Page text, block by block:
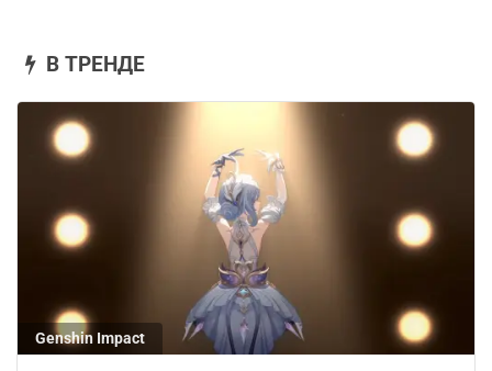
В ТРЕНДЕ
Genshin Impact